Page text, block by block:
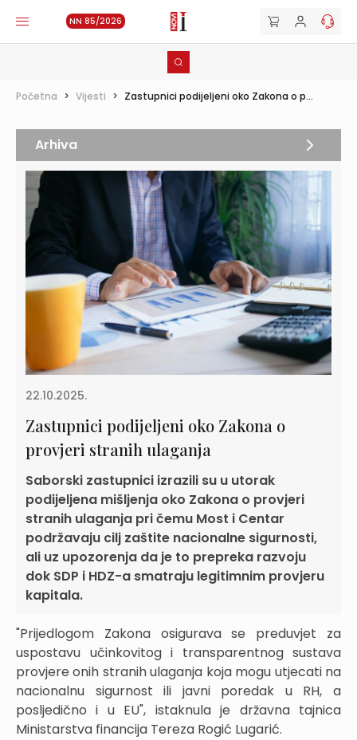
NN 85/2026
Početna > Vijesti > Zastupnici podijeljeni oko Zakona o p...
22.10.2025.
Zastupnici podijeljeni oko Zakona o
provjeri stranih ulaganja
Saborski zastupnici izrazili su u utorak
podijeljena mišljenja oko Zakona o provjeri
stranih ulaganja pri čemu Most i Centar
podržavaju cilj zaštite nacionalne sigurnosti,
ali uz upozorenja da je to prepreka razvoju
dok SDP i HDZ-a smatraju legitimnim provjeru
kapitala.
"Prijedlogom Zakona osigurava se preduvjet za
uspostavu učinkovitog i transparentnog sustava
provjere onih stranih ulaganja koja mogu utjecati na
nacionalnu sigurnost ili javni poredak u RH, a
posljedično i u EU", istaknula je državna tajnica
Ministarstva financija Tereza Rogić Lugarić.
Arhiva